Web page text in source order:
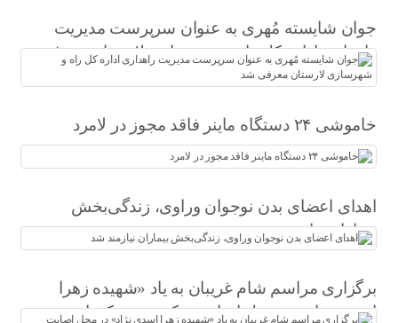
جوان شایسته مُهری به عنوان سرپرست مدیریت
راهداری اداره کل راه و شهرسازی لارستان معرفی
شد
خاموشی ۲۴ دستگاه ماینر فاقد مجوز در لامرد
اهدای اعضای بدن نوجوان وراوی، زندگی‌بخش
بیماران نیازمند شد
برگزاری مراسم شام غریبان به یاد «شهیده زهرا
اسدی نژاد» در محل اصابت ترکش موشک‌های